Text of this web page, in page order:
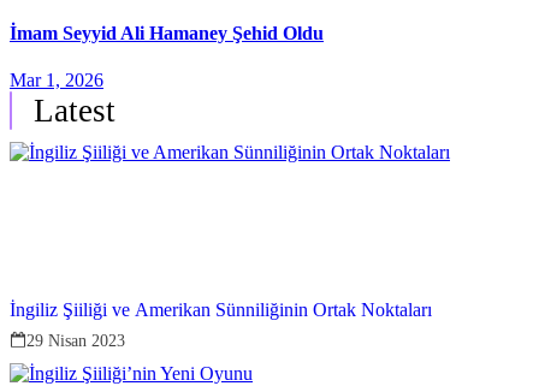
İmam Seyyid Ali Hamaney Şehid Oldu
Mar 1, 2026
Latest
İngiliz Şiiliği ve Amerikan Sünniliğinin Ortak Noktaları
29 Nisan 2023